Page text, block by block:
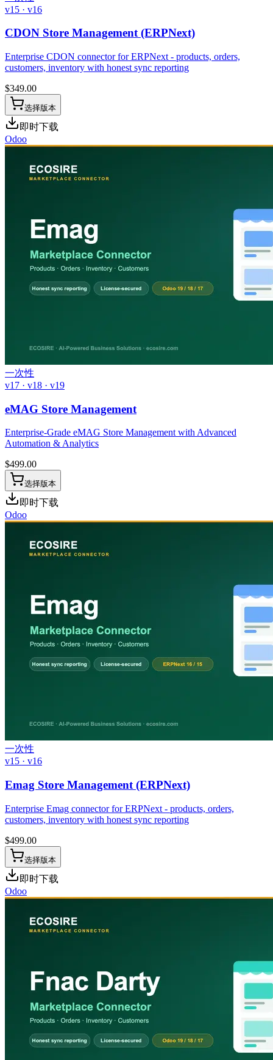
v15 · v16
CDON Store Management (ERPNext)
Enterprise CDON connector for ERPNext - products, orders,
customers, inventory with honest sync reporting
$349.00
选择版本
即时下载
Odoo
一次性
v17 · v18 · v19
eMAG Store Management
Enterprise-Grade eMAG Store Management with Advanced
Automation & Analytics
$499.00
选择版本
即时下载
Odoo
一次性
v15 · v16
Emag Store Management (ERPNext)
Enterprise Emag connector for ERPNext - products, orders,
customers, inventory with honest sync reporting
$499.00
选择版本
即时下载
Odoo